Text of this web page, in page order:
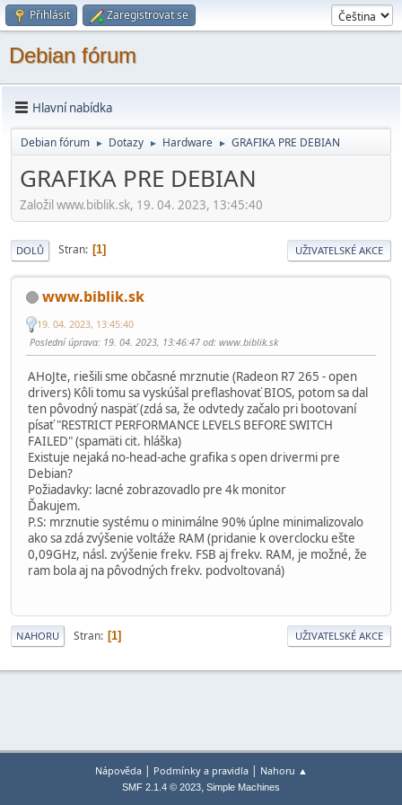
Přihlásit Zaregistrovat se
Debian fórum
Hlavní nabídka
Debian fórum ► Dotazy ► Hardware ► GRAFIKA PRE DEBIAN
GRAFIKA PRE DEBIAN
Založil www.biblik.sk, 19. 04. 2023, 13:45:40
DOLŮ Stran 1 UŽIVATELSKÉ AKCE
www.biblik.sk
19. 04. 2023, 13:45:40
Poslední úprava: 19. 04. 2023, 13:46:47 od: www.biblik.sk
AHoJte, riešili sme občasné mrznutie (Radeon R7 265 - open
drivers) Kôli tomu sa vyskúšal preflashovať BIOS, potom sa dal
ten pôvodný naspäť (zdá sa, že odvtedy začalo pri bootovaní
písať "RESTRICT PERFORMANCE LEVELS BEFORE SWITCH
FAILED" (spamäti cit. hláška)
Existuje nejaká no-head-ache grafika s open drivermi pre
Debian?
Požiadavky: lacné zobrazovadlo pre 4k monitor
Ďakujem.
P.S: mrznutie systému o minimálne 90% úplne minimalizovalo
ako sa zdá zvýšenie voltáže RAM (pridanie k overclocku ešte
0,09GHz, násl. zvýšenie frekv. FSB aj frekv. RAM, je možné, že
ram bola aj na pôvodných frekv. podvoltovaná)
NAHORU Stran 1 UŽIVATELSKÉ AKCE
Nápověda| Podmínky a pravidla| Nahoru ▲
SMF 2.1.4 © 2023, Simple Machines